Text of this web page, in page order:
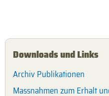
Downloads und Links
Archiv Publikationen
Massnahmen zum Erhalt